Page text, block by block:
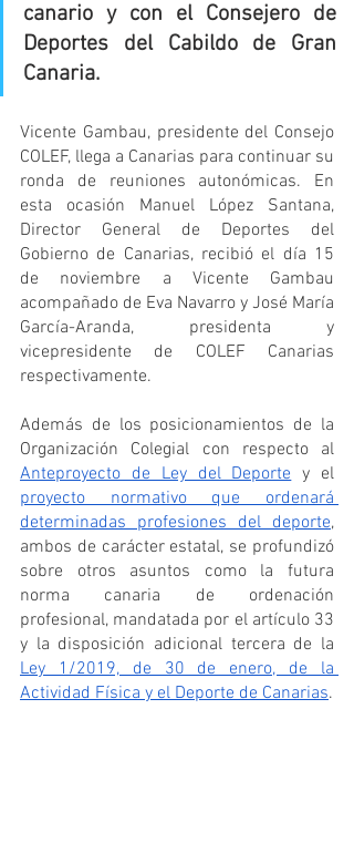
canario y con el Consejero de
Deportes del Cabildo de Gran
Canaria.
Vicente Gambau, presidente del Consejo
COLEF, llega a Canarias para continuar su
ronda de reuniones autonómicas. En
esta ocasión Manuel López Santana,
Director General de Deportes del
Gobierno de Canarias, recibió el día 15
de noviembre a Vicente Gambau
acompañado de Eva Navarro y José María
García-Aranda, presidenta y
vicepresidente de COLEF Canarias
respectivamente.
Además de los posicionamientos de la
Anteproyecto de Ley del Deporte
proyecto normativo que ordenará
determinadas profesiones del deporte,
ambos de carácter estatal, se profundizó
sobre otros asuntos como la futura
norma canaria de ordenación
profesional, mandatada por el artículo 33
Ley 1/2019, de 30 de enero, de la
Actividad Física y el Deporte de Canarias.